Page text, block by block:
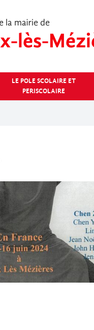
LE POLE SCOLAIRE ET
PERISCOLAIRE